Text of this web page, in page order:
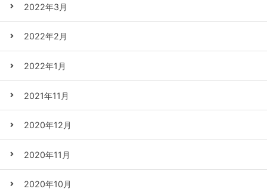
2022年3月
2022年2月
2022年1月
2021年11月
2020年12月
2020年11月
2020年10月